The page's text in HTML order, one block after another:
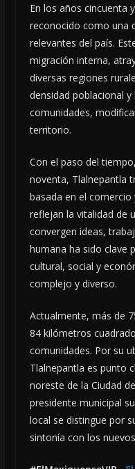
En los años cincuenta
reconocido como una
relevantes del país.
migración interna,
diversas regiones
densidad poblacional
comunidades,
territorio.
Con el paso del
noventa, Tlalnepantla
basada en el comercio
reflejan la vitalidad de
convergen ideas,
humana ha sido clave
cultural, social y
complejo y diverso.
Actualmente, más de
84 kilómetros
comunidades. Por su
Tlalnepantla es punto
noreste de la Ciudad
presidente municipal
local se distingue por
sintonía con los